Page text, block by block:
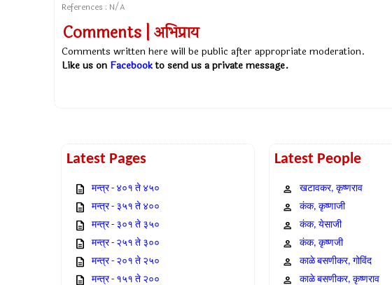
References : N/A
Comments | अभिप्राय
Comments written here will be public after appropriate moderation.
Like us on Facebookto send us a private message.
Latest Pages
मन्त्र - ४०१ ते ४५०
मन्त्र - ३५१ ते ४००
मन्त्र - ३०१ ते ३५०
मन्त्र - २५१ ते ३००
मन्त्र - २०१ ते २५०
मन्त्र - १५१ ते २००
Latest People
खटावकर, कृष्णराव
कंक, कृष्णाजी
कंक, येसाजी
कंक, कृष्णजी
काळे बसणीकर, गोविंद
काळे बसणीकर, कृष्णराव